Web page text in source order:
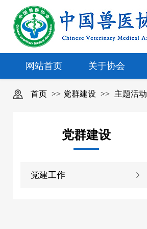
网站首页 关于协会
首页 >> 党群建设 >> 主题活动
党群建设
党建工作